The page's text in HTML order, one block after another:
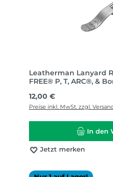
Leatherman Lanyard
FREE® P, T, ARC®, &
Regulärer Preis:
12,00 €
Preise inkl. MwSt. zzgl.
In den
Jetzt merken